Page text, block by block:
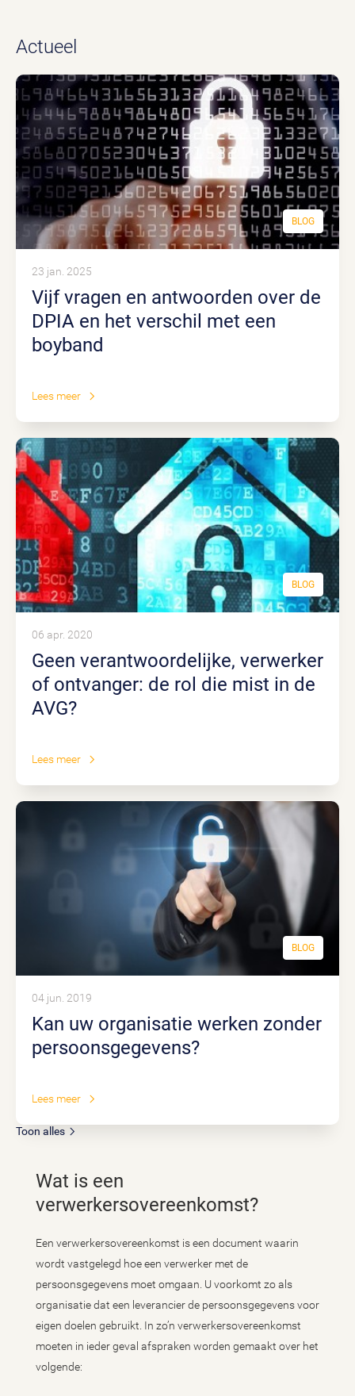
Actueel
BLOG
Vijf vragen en antwoorden over de
DPIA en het verschil met een
boyband
23 jan. 2025
Lees meer
BLOG
Geen verantwoordelijke, verwerker
of ontvanger: de rol die mist in de
AVG?
06 apr. 2020
Lees meer
BLOG
Kan uw organisatie werken zonder
persoonsgegevens?
04 jun. 2019
Lees meer
Toon alles
Wat is een
verwerkersovereenkomst?
Een verwerkersovereenkomst is een document waarin
wordt vastgelegd hoe een verwerker met de
persoonsgegevens moet omgaan. U voorkomt zo als
organisatie dat een leverancier de persoonsgegevens voor
eigen doelen gebruikt. In zo’n verwerkersovereenkomst
moeten in ieder geval afspraken worden gemaakt over het
volgende: